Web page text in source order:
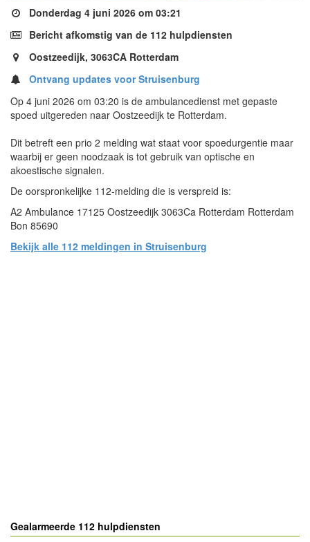
Donderdag 4 juni 2026 om 03:21
Bericht afkomstig van de 112 hulpdiensten
Oostzeedijk, 3063CA Rotterdam
Ontvang updates voor Struisenburg
Op 4 juni 2026 om 03:20 is de ambulancedienst met gepaste
spoed uitgereden naar Oostzeedijk te Rotterdam.
Dit betreft een prio 2 melding wat staat voor spoedurgentie maar
waarbij er geen noodzaak is tot gebruik van optische en
akoestische signalen.
De oorspronkelijke 112-melding die is verspreid is:
A2 Ambulance 17125 Oostzeedijk 3063Ca Rotterdam Rotterdam
Bon 85690
Bekijk alle 112 meldingen in Struisenburg
Gealarmeerde 112 hulpdiensten